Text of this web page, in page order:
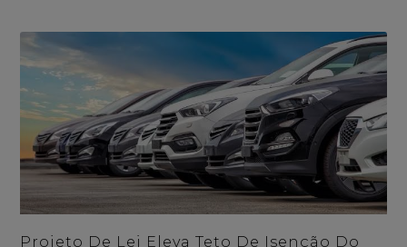
Projeto De Lei Eleva Teto De Isenção Do